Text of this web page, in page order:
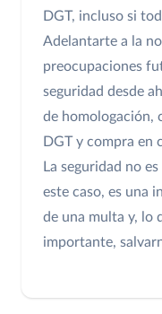
DGT, incluso si
Adelantarte a la
preocupaciones
seguridad desde
de homologación,
DGT y compra en
La seguridad no
este caso, es una
de una multa y, lo
importante,